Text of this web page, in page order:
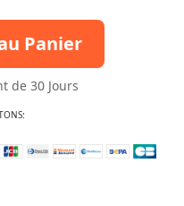
Panier
de 30 Jours